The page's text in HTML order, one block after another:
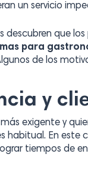
un servicio
que
para
de los
y
exigente y
habitual. En
tiempos de